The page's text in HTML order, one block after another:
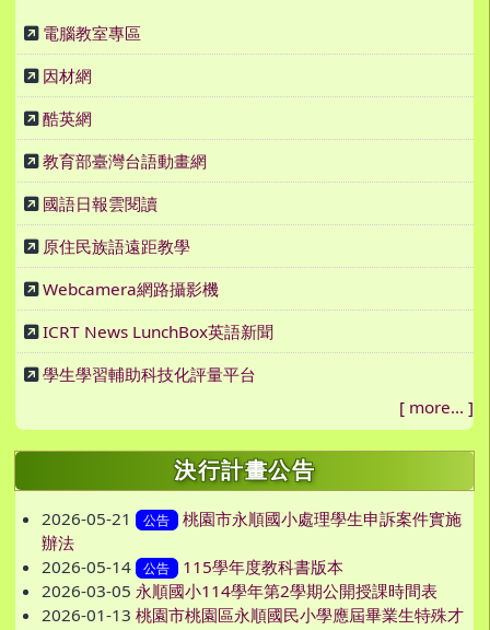
電腦教室專區
因材網
酷英網
教育部臺灣台語動畫網
國語日報雲閱讀
原住民族語遠距教學
Webcamera網路攝影機
ICRT News LunchBox英語新聞
學生學習輔助科技化評量平台
[ more... ]
決行計畫公告
2026-05-21 公告
桃園市永順國小處理學生申訴案件實施
辦法
2026-05-14
公告
115學年度教科書版本
2026-03-05 永順國小114學年第2學期公開授課時間表
2026-01-13 桃園市桃園區永順國民小學應屆畢業生特殊才